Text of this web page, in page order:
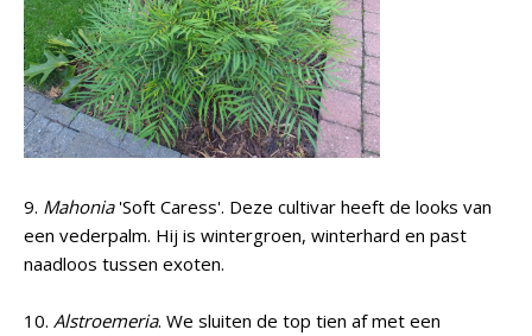
9. Mahonia'Soft Caress'. Deze cultivar heeft de looks van
een vederpalm. Hij is wintergroen, winterhard en past
naadloos tussen exoten.
10. Alstroemeria. We sluiten de top tien af met een